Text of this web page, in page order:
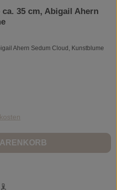
ca. 35 cm, Abigail Ahern Sedum Cloud, Kunstblume